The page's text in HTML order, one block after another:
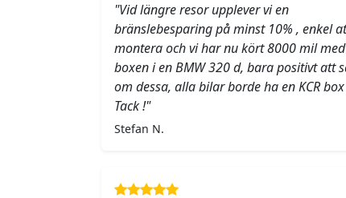
"Vid längre resor upplever vi en
bränslebesparing på minst 10% , enkel
montera och vi har nu kört 8000 mil med
boxen i en BMW 320 d, bara positivt att
om dessa, alla bilar borde ha en KCR
Tack !"
Stefan N.